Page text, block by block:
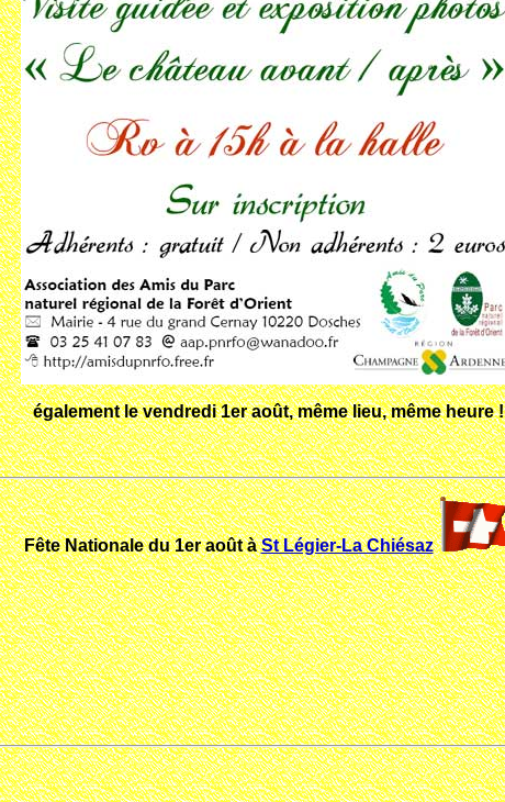
également le vendredi 1er août, même lieu, même heure !
Fête Nationale du 1er août àSt Légier-La Chiésaz